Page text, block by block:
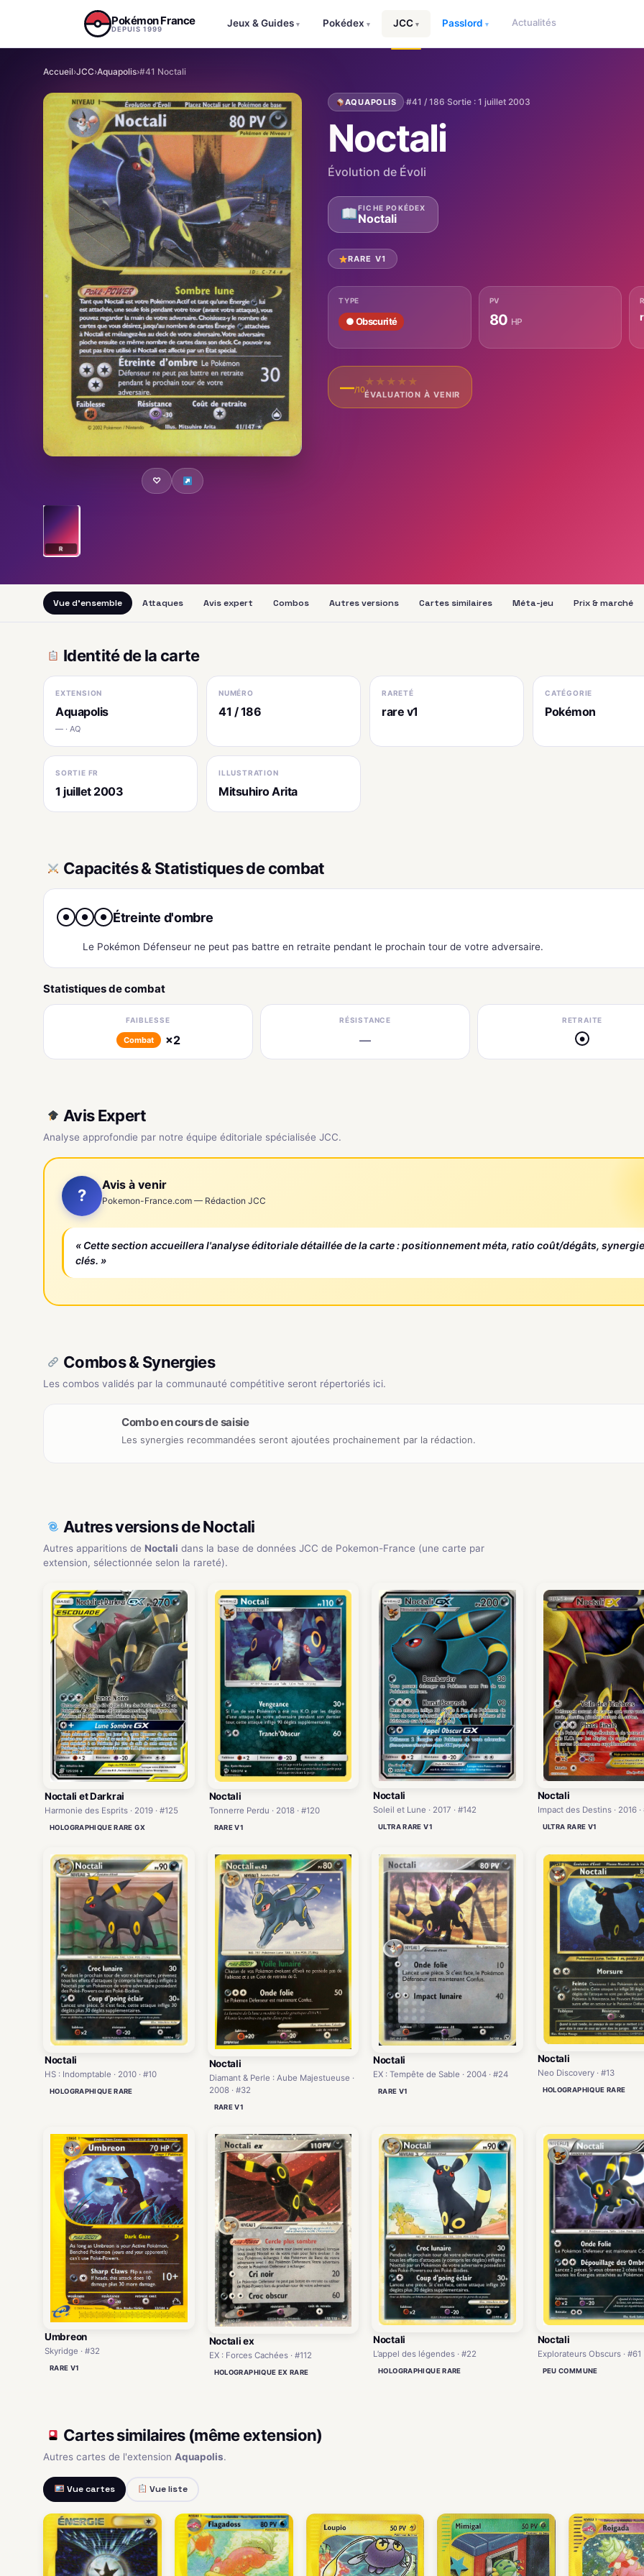
Pokémon France
DEPUIS 1999
Jeux & Guides ▾ Pokédex ▾ JCC ▾ Passlord ▾ Actualités
Accueil›JCC›Aquapolis›#41 Noctali
♡
R
AQUAPOLIS ·#41 / 186·Sortie : 1 juillet 2003
Noctali
Évolution de Évoli
FICHE POKÉDEX
Noctali
RARE V1
TYPE
● Obscurité
PV
80 HP
—/10
★ ★ ★ ★ ★
ÉVALUATION À VENIR
Vue d'ensemble Attaques Avis expert Combos Autres versions Cartes similaires Méta-jeu Prix & marché
Identité de la carte
EXTENSION
Aquapolis
— · AQ
NUMÉRO
41 / 186
RARETÉ
rare v1
CATÉGORIE
Pokémon
SORTIE FR
1 juillet 2003
ILLUSTRATION
Mitsuhiro Arita
Capacités & Statistiques de combat
● ● ● Étreinte d'ombre
Le Pokémon Défenseur ne peut pas battre en retraite pendant le prochain tour de votre adversaire.
Statistiques de combat
FAIBLESSE
Combat ×2
RÉSISTANCE
—
RETRAITE
●
Avis Expert
Analyse approfondie par notre équipe éditoriale spécialisée JCC.
?
Avis à venir
Pokemon-France.com — Rédaction JCC
« Cette section accueillera l'analyse éditoriale détaillée de la carte : positionnement méta, ratio coût/dégâts,
clés. »
Combos & Synergies
Les combos validés par la communauté compétitive seront répertoriés ici.
Combo en cours de saisie
Les synergies recommandées seront ajoutées prochainement par la rédaction.
Autres versions de Noctali
Autres apparitions de Noctali dans la base de données JCC de Pokemon-France (une carte par
extension, sélectionnée selon la rareté).
Noctali et Darkrai
Harmonie des Esprits · 2019 · #125
HOLOGRAPHIQUE RARE GX
Noctali
Tonnerre Perdu · 2018 · #120
RARE V1
Noctali
Soleil et Lune · 2017 · #142
ULTRA RARE V1
Noctali
Impact des Destins · 2016 ·
ULTRA RARE V1
Noctali
HS : Indomptable · 2010 · #10
HOLOGRAPHIQUE RARE
Noctali
Diamant & Perle : Aube Majestueuse ·
2008 · #32
RARE V1
Noctali
EX : Tempête de Sable · 2004 · #24
RARE V1
Noctali
Neo Discovery · #13
HOLOGRAPHIQUE RARE
Umbreon
Skyridge · #32
RARE V1
Noctali ex
EX : Forces Cachées · #112
HOLOGRAPHIQUE EX RARE
Noctali
L’appel des légendes · #22
HOLOGRAPHIQUE RARE
Noctali
Explorateurs Obscurs · #61
PEU COMMUNE
Cartes similaires (même extension)
Autres cartes de l'extension Aquapolis.
Vue cartes Vue liste